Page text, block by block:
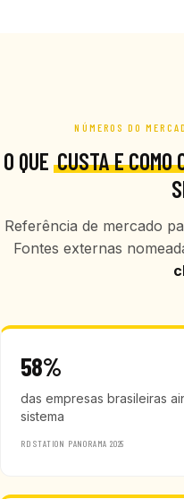
NÚMEROS DO
O QUE CUSTA E COMO
Referência de mercado
Fontes externas
58%
das empresas brasileiras
sistema
RD STATION PANORAMA 2025